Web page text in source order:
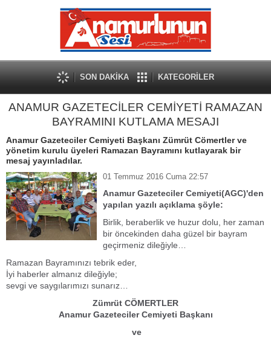
SON DAKİKA KATEGORİLER
ANAMUR GAZETECİLER CEMİYETİ RAMAZAN
BAYRAMINI KUTLAMA MESAJI
Anamur Gazeteciler Cemiyeti Başkanı Zümrüt Cömertler ve
yönetim kurulu üyeleri Ramazan Bayramını kutlayarak bir
mesaj yayınladılar.
01 Temmuz 2016 Cuma 22:57
Anamur Gazeteciler Cemiyeti(AGC)'den
yapılan yazılı açıklama şöyle:
Birlik, beraberlik ve huzur dolu, her zaman
bir öncekinden daha güzel bir bayram
geçirmeniz dileğiyle…
Ramazan Bayramınızı tebrik eder,
İyi haberler almanız dileğiyle;
sevgi ve saygılarımızı sunarız…
Zümrüt CÖMERTLER
Anamur Gazeteciler Cemiyeti Başkanı
ve